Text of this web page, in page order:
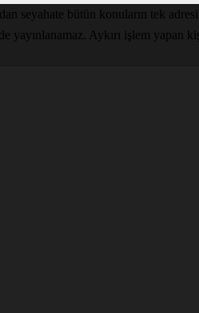
seyahate bütün konuların tek
yayınlanamaz. Aykırı işlem